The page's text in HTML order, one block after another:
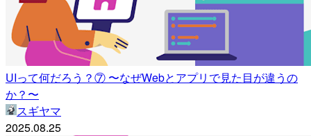
UIって何だろう？⑦ 〜なぜWebとアプリで見た目が違うの
か？〜
スギヤマ
2025.08.25